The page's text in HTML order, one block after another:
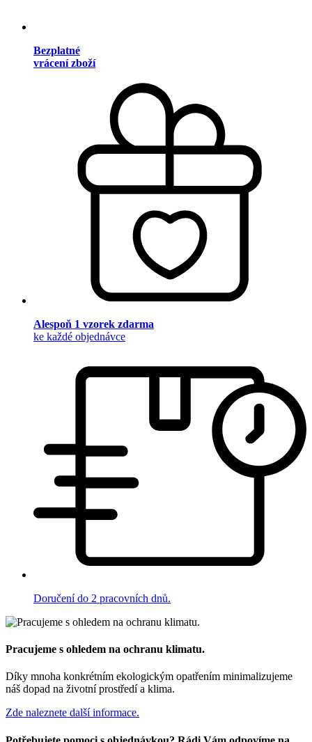
Bezplatné
vrácení zboží
Alespoň 1 vzorek zdarma
ke každé objednávce
Doručení do 2 pracovních dnů.
Pracujeme s ohledem na ochranu klimatu.
Díky mnoha konkrétním ekologickým opatřením minimalizujeme
náš dopad na životní prostředí a klima.
Zde naleznete další informace.